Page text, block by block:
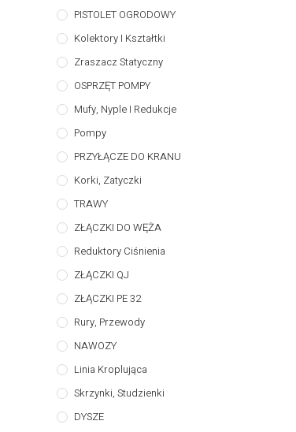
PISTOLET OGRODOWY
Kolektory I Kształtki
Zraszacz Statyczny
OSPRZĘT POMPY
Mufy, Nyple I Redukcje
Pompy
PRZYŁĄCZE DO KRANU
Korki, Zatyczki
TRAWY
ZŁĄCZKI DO WĘŻA
Reduktory Ciśnienia
ZŁĄCZKI QJ
ZŁĄCZKI PE 32
Rury, Przewody
NAWOZY
Linia Kroplująca
Skrzynki, Studzienki
DYSZE